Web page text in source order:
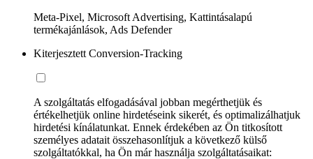
Meta-Pixel, Microsoft Advertising, Kattintásalapú
termékajánlások, Ads Defender
Kiterjesztett Conversion-Tracking
A szolgáltatás elfogadásával jobban megérthetjük és
értékelhetjük online hirdetéseink sikerét, és optimalizálhatjuk
hirdetési kínálatunkat. Ennek érdekében az Ön titkosított
személyes adatait összehasonlítjuk a következő külső
szolgáltatókkal, ha Ön már használja szolgáltatásaikat: